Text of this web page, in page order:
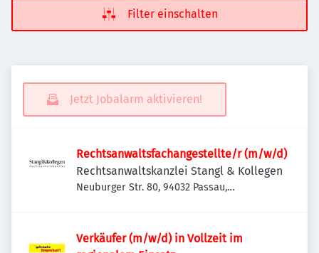
Filter einschalten
Jetzt Jobalarm aktivieren!
Rechtsanwaltsfachangestellte/r (m/w/d)
Rechtsanwaltskanzlei Stangl & Kollegen
Neuburger Str. 80, 94032 Passau,
Verkäufer (m/w/d) in Vollzeit im